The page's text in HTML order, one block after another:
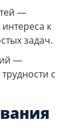
—
к
задач.
—
с